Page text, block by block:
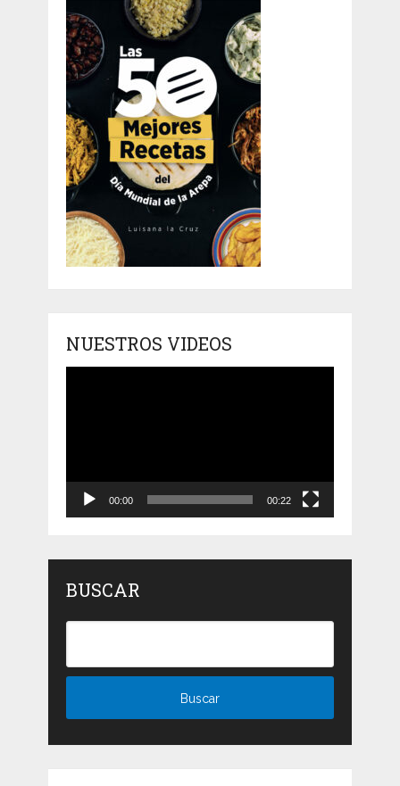
NUESTROS VIDEOS
00:00 00:22
BUSCAR